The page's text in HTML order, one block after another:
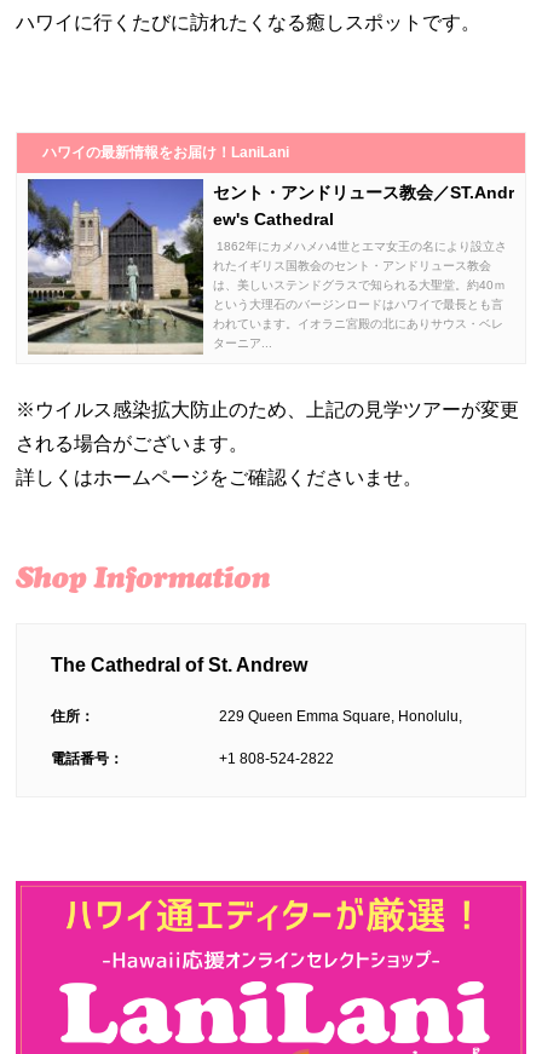
ハワイに行くたびに訪れたくなる癒しスポットです。
ハワイの最新情報をお届け！LaniLani
セント・アンドリュース教会／ST.Andr
ew's Cathedral
1862年にカメハメハ4世とエマ女王の名により設立さ
れたイギリス国教会のセント・アンドリュース教会
は、美しいステンドグラスで知られる大聖堂。約40ｍ
という大理石のバージンロードはハワイで最長とも言
われています。イオラニ宮殿の北にありサウス・ベレ
ターニア...
※ウイルス感染拡大防止のため、上記の見学ツアーが変更
される場合がございます。
詳しくはホームページをご確認くださいませ。
The Cathedral of St. Andrew
住所： 229 Queen Emma Square, Honolulu,
電話番号： +1 808-524-2822